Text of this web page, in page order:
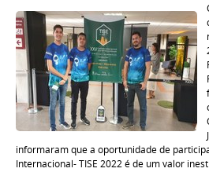
informaram que a oportunidade de
Internacional- TISE 2022 é de um valor